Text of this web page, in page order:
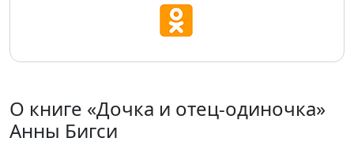
О книге «Дочка и отец-одиночка»
Анны Бигси